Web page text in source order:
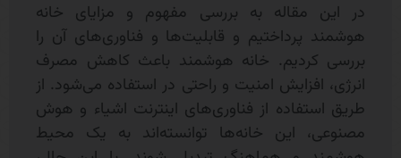
در این مقاله به بررسی مفهوم و مزایای خانه
هوشمند پرداختیم و قابلیت‌ها و فناوری‌های آن را
بررسی کردیم. خانه هوشمند باعث کاهش مصرف
انرژی، افزایش امنیت و راحتی در استفاده می‌شود. از
طریق استفاده از فناوری‌های اینترنت اشیاء و هوش
مصنوعی، این خانه‌ها توانسته‌اند به یک محیط